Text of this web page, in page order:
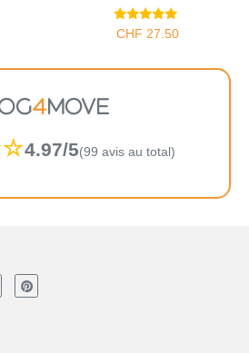
Note
CHF 27.50
4MOVE
4.97/5(99 avis au total)